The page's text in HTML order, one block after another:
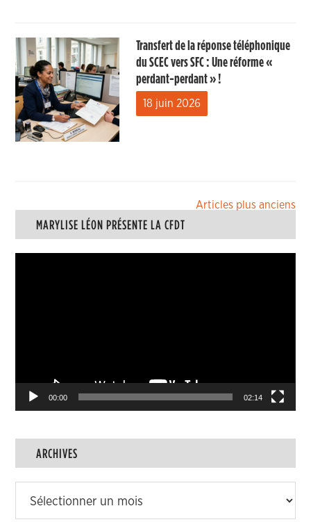
Transfert de la réponse téléphonique
du SCEC vers SFC : Une réforme «
perdant-perdant » !
18 juin 2026
Navigation
des
articles
Articles plus anciens
MARYLISE LÉON PRÉSENTE LA CFDT
00:00 02:14
ARCHIVES